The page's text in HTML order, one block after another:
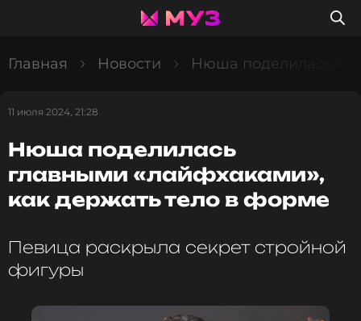
Главная Новости Нюша поделилась
11 июля 2024, 21:28
Нюша поделилась
главными «лайфхаками»,
как держать тело в форме
Певица раскрыла секрет стройной
фигуры